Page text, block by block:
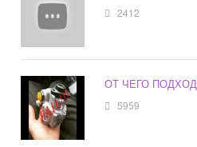
2412
ОТ ЧЕГО
5959